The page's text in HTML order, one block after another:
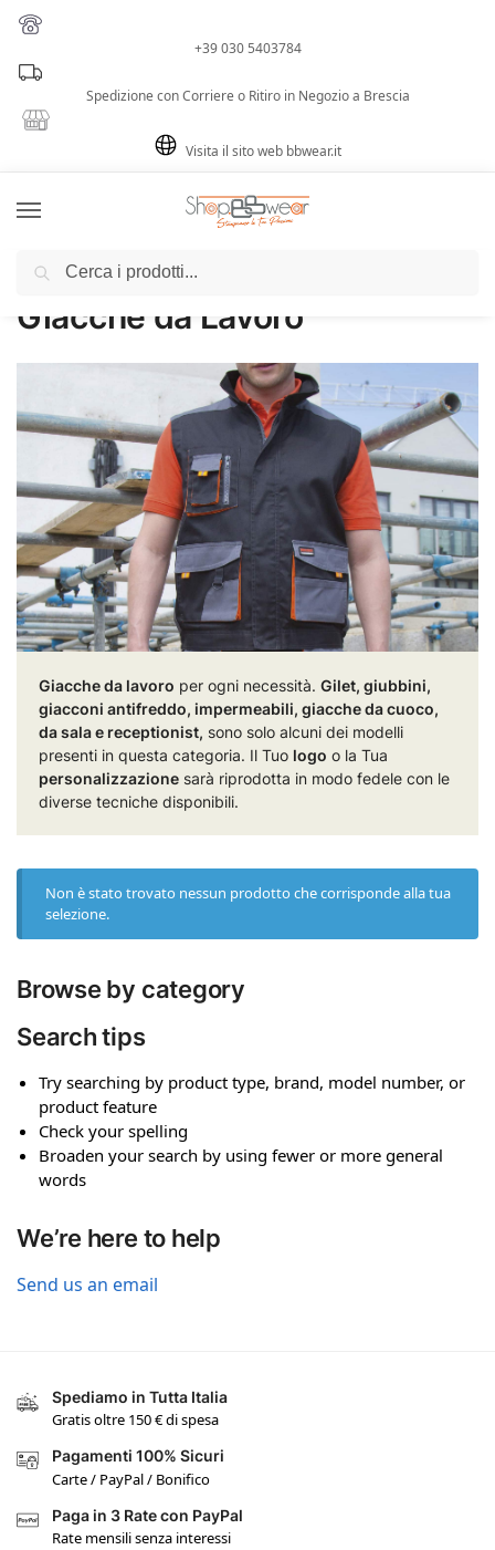
+39 030 5403784
Spedizione con Corriere o Ritiro in Negozio a Brescia
Visita il sito web bbwear.it
Home / Lavoro / Giacche da Lavoro
Giacche da Lavoro
Giacche da lavoro per ogni necessità. Gilet, giubbini,
giacconi antifreddo, impermeabili, giacche da cuoco,
da sala e receptionist, sono solo alcuni dei modelli
presenti in questa categoria. Il Tuo logo o la Tua
personalizzazione sarà riprodotta in modo fedele con le
diverse tecniche disponibili.
Non è stato trovato nessun prodotto che corrisponde alla tua
selezione.
Browse by category
Search tips
Try searching by product type, brand, model number, or
product feature
Check your spelling
Broaden your search by using fewer or more general
words
We’re here to help
Send us an email
Spediamo in Tutta Italia
Gratis oltre 150 € di spesa
Pagamenti 100% Sicuri
Carte / PayPal / Bonifico
Paga in 3 Rate con PayPal
Rate mensili senza interessi